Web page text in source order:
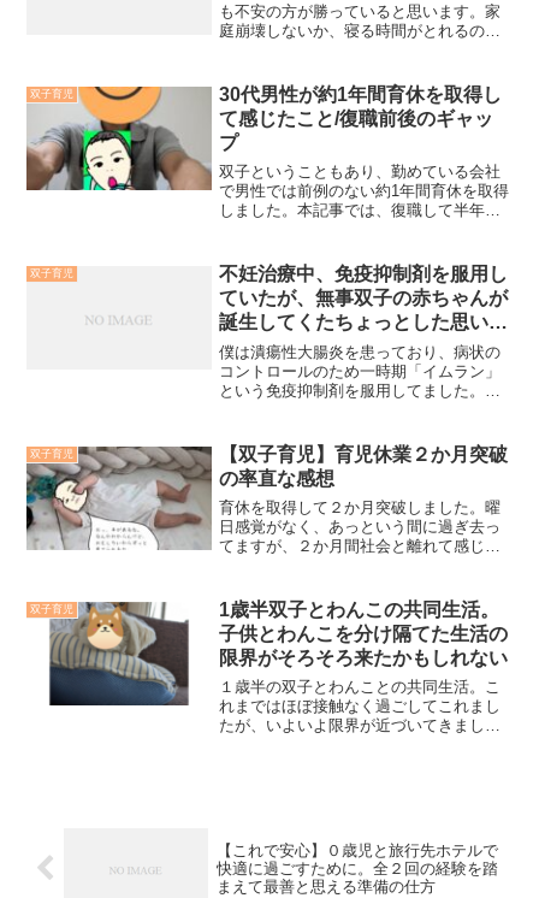
定な日々をイライラしながらもなんとか
乗り越えてきましたが、1ヶ月後くらいに
起することができました。このメンタル
が浮き沈みした日のことを本記事で紹介
します。
も不安の方が勝っていると思います。家
庭崩壊しないか、寝る時間がとれるの
大変なことには変わりありませんが、パ
ートナーまたは常にサポートしてくれる
人が周りにいれば、双子特権の楽しさ・
面白さがあります。本記事では実体験か
ら双子育児が楽しさ・面白いと思える点
について紹介いたします。
双子育児
30代男性が約1年間育休を取得し
て感じたこと/復職前後のギャッ
プ
双子ということもあり、勤めている会社
で男性では前例のない約1年間育休を取得
しました。本記事では、復職して半年近
際の生活にどの程度ギャップがあるかに
ついてお話します。
双子育児
不妊治療中、免疫抑制剤を服用し
ていたが、無事双子の赤ちゃんが
誕生してくたちょっとした思い出
ばなし
僕は潰瘍性大腸炎を患っており、病状の
コントロールのため一時期「イムラン」
という免疫抑制剤を服用してました。イ
ンの服用が妊娠を阻害していないかずっ
と心配でした。結論から言うと「僕の場
合」は、無事元気な双子の赤ちゃんに恵
まれ、現在すくすく成長してます。その
心配だった当時の思い出を本記事に記し
ます。なお本記事は「男性」がイムラン
双子育児
【双子育児】育児休業２か月突破
の率直な感想
育休を取得して２か月突破しました。曜
日感覚がなく、あっという間に過ぎ去っ
てますが、２か月間社会と離れて感じて
双子育児
1歳半双子とわんこの共同生活。
子供とわんこを分け隔てた生活の
限界がそろそろ来たかもしれない
１歳半の双子とわんことの共同生活。こ
れまではほぼ接触なく過ごしてこれまし
たが、いよいよ限界が近づいてきまし
【これで安心】０歳児と旅行先ホテルで
快適に過ごすために。全２回の経験を踏
まえて最善と思える準備の仕方